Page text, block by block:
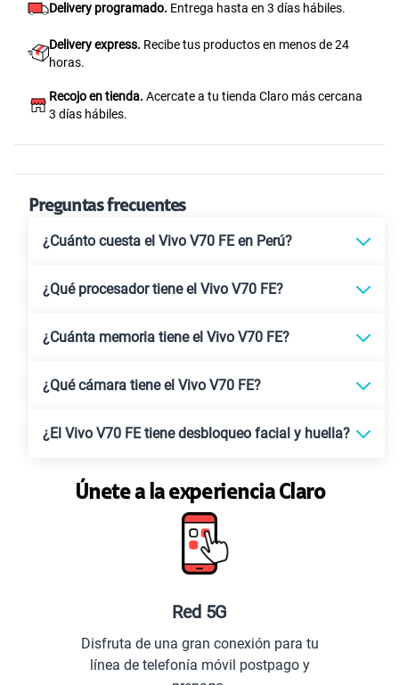
Delivery programado. Entrega hasta en 3 días hábiles.
Delivery express. Recibe tus productos en menos de 24
horas.
Recojo en tienda. Acercate a tu tienda Claro más cercana
3 días hábiles.
Preguntas frecuentes
¿Cuánto cuesta el Vivo V70 FE en Perú?
¿Qué procesador tiene el Vivo V70 FE?
¿Cuánta memoria tiene el Vivo V70 FE?
¿Qué cámara tiene el Vivo V70 FE?
¿El Vivo V70 FE tiene desbloqueo facial y huella?
Únete a la experiencia Claro
Red 5G
Disfruta de una gran conexión para tu
línea de telefonía móvil postpago y